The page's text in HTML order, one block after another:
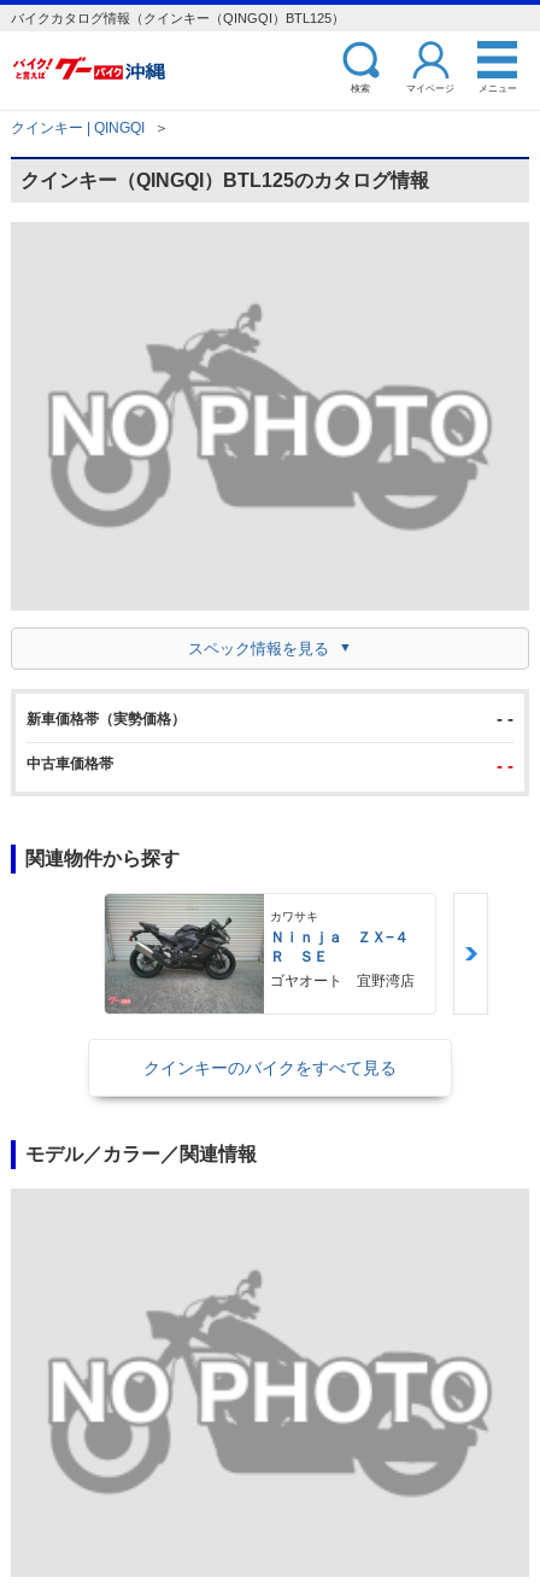
バイクカタログ情報（クインキー（QINGQI）BTL125）
検索 マイページ メニュー
クインキー | QINGQI ＞
クインキー（QINGQI）BTL125のカタログ情報
スペック情報を見る
新車価格帯（実勢価格） - -
中古車価格帯 - -
関連物件から探す
カワサキ
Ｎｉｎｊａ ＺＸ−４
Ｒ ＳＥ
ゴヤオート 宜野湾店
クインキーのバイクをすべて見る
モデル／カラー／関連情報